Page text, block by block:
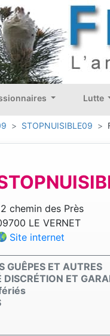
Lutte
STOPNUISIBLE09
chemin des Près
LE VERNET
Site internet
GUÊPES ET AUTRES
DISCRÉTION ET